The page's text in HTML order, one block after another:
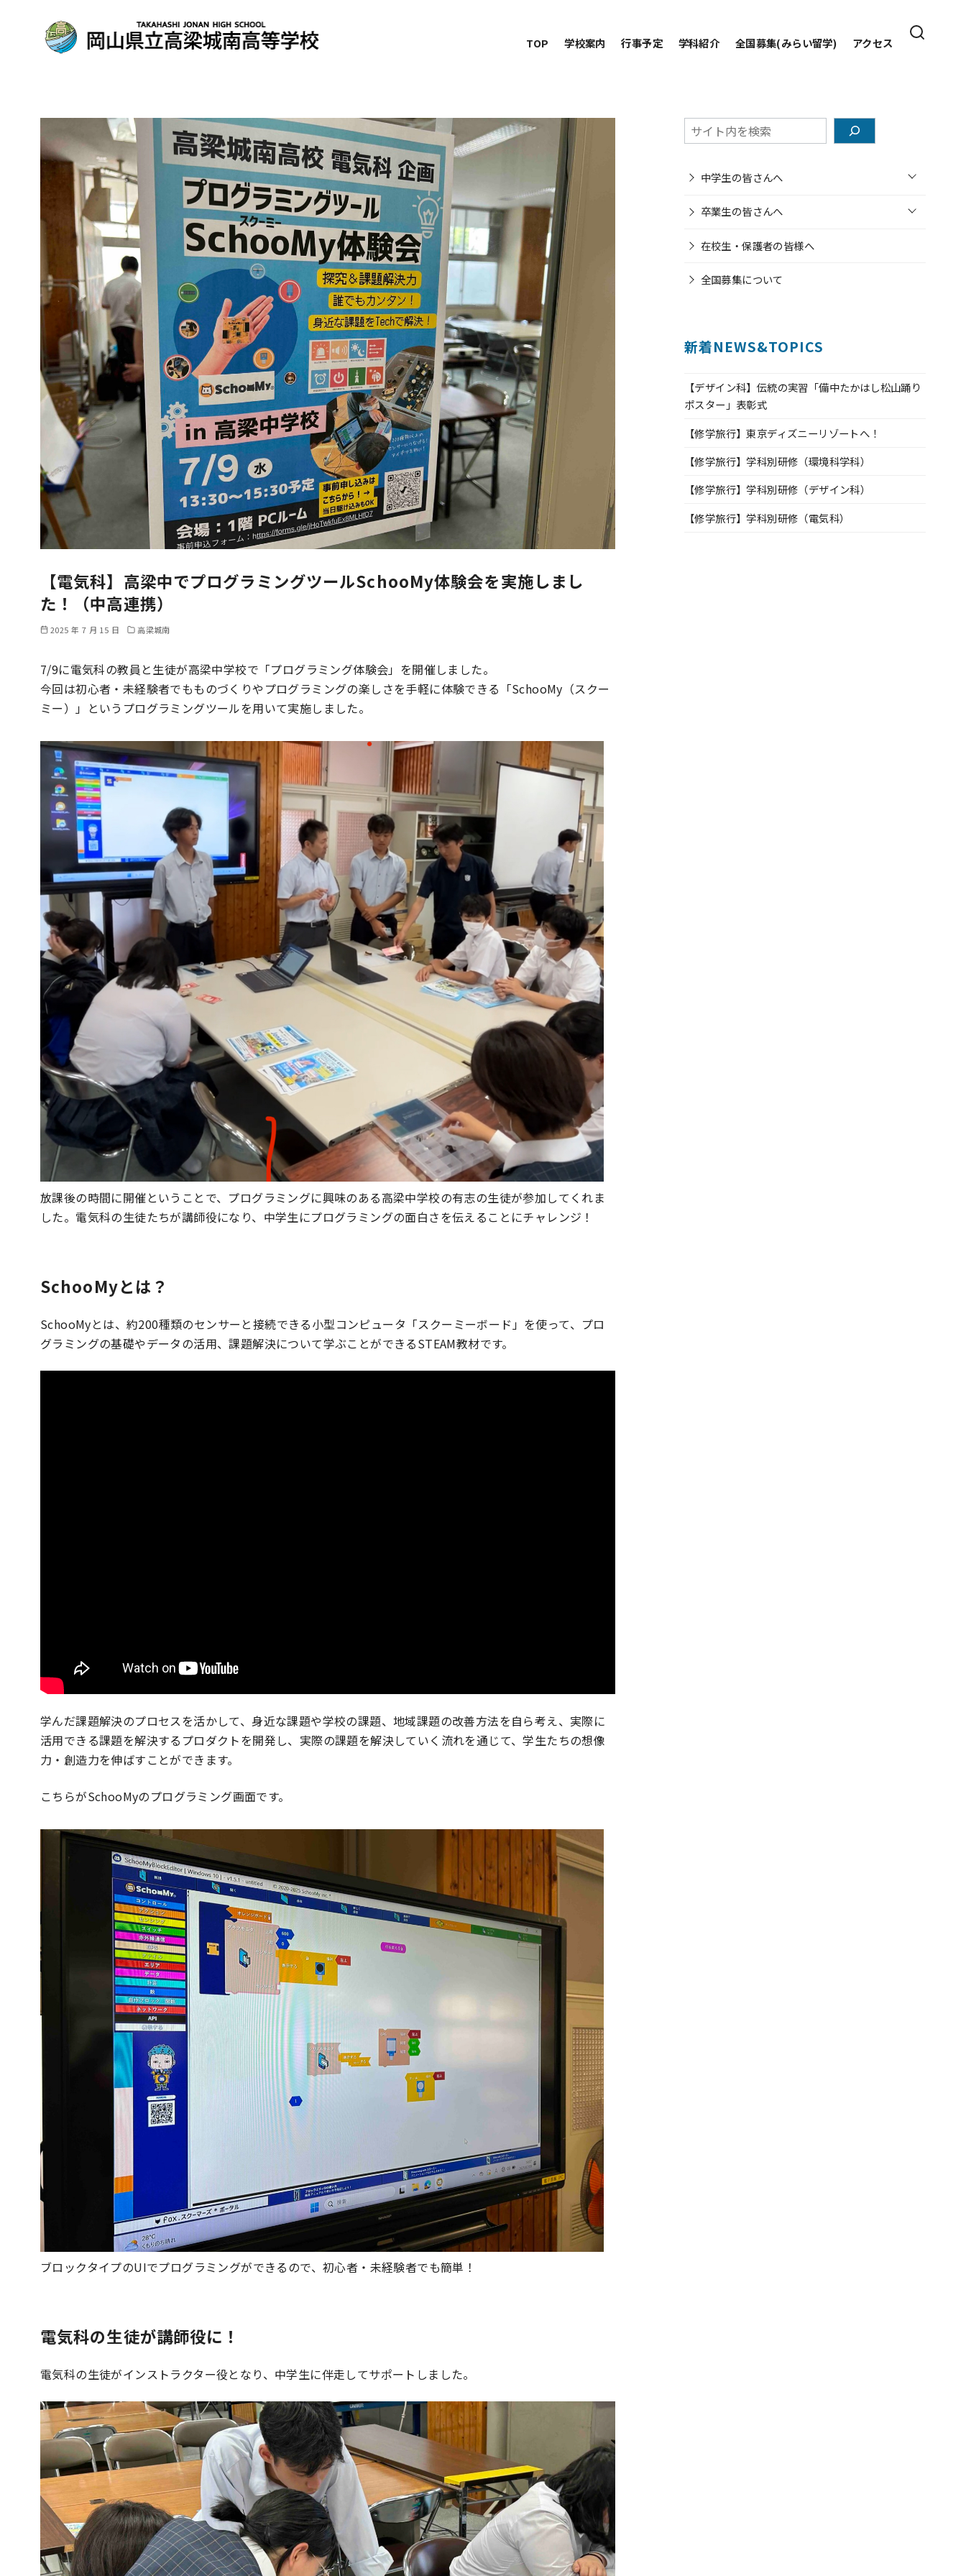
TOP 学校案内 行事予定 学科紹介 全国募集(みらい留学) アクセス
【電気科】高梁中でプログラミングツールSchooMy体験会を実施しまし
た！（中高連携）
2025 年 7 月 15 日 高梁城南
7/9に電気科の教員と生徒が高梁中学校で「プログラミング体験会」を開催しました。
今回は初心者・未経験者でもものづくりやプログラミングの楽しさを手軽に体験できる「SchooMy（スクー
ミー）」というプログラミングツールを用いて実施しました。
放課後の時間に開催ということで、プログラミングに興味のある高梁中学校の有志の生徒が参加してくれま
した。電気科の生徒たちが講師役になり、中学生にプログラミングの面白さを伝えることにチャレンジ！
SchooMyとは？
SchooMyとは、約200種類のセンサーと接続できる小型コンピュータ「スクーミーボード」を使って、プロ
グラミングの基礎やデータの活用、課題解決について学ぶことができるSTEAM教材です。
学んだ課題解決のプロセスを活かして、身近な課題や学校の課題、地域課題の改善方法を自ら考え、実際に
活用できる課題を解決するプロダクトを開発し、実際の課題を解決していく流れを通じて、学生たちの想像
力・創造力を伸ばすことができます。
こちらがSchooMyのプログラミング画面です。
ブロックタイプのUIでプログラミングができるので、初心者・未経験者でも簡単！
電気科の生徒が講師役に！
電気科の生徒がインストラクター役となり、中学生に伴走してサポートしました。
検
索
中学生の皆さんへ o
n
卒業生の皆さんへ o
在校生・保護者の皆様へ
全国募集について
新着NEWS&TOPICS
【デザイン科】伝統の実習「備中たかはし松山踊り
ポスター」表彰式
【修学旅行】東京ディズニーリゾートへ！
【修学旅行】学科別研修（環境科学科）
【修学旅行】学科別研修（デザイン科）
【修学旅行】学科別研修（電気科）